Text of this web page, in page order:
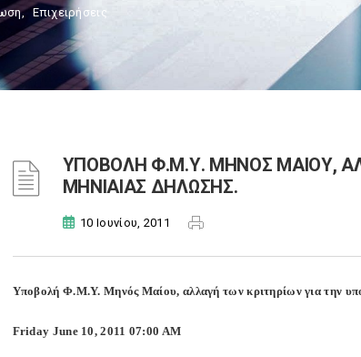
, Επιχειρήσεις
ΥΠΟΒΟΛΗ Φ.Μ.Υ. ΜΗΝΟΣ ΜΑΙΟΥ,
ΜΗΝΙΑΙΑΣ ΔΗΛΩΣΗΣ.
10 Ιουνίου, 2011
Υποβολή Φ.Μ.Υ. Μηνός Μαίου, αλλαγή των κριτηρίων για την
Friday June 10, 2011 07:00 AM